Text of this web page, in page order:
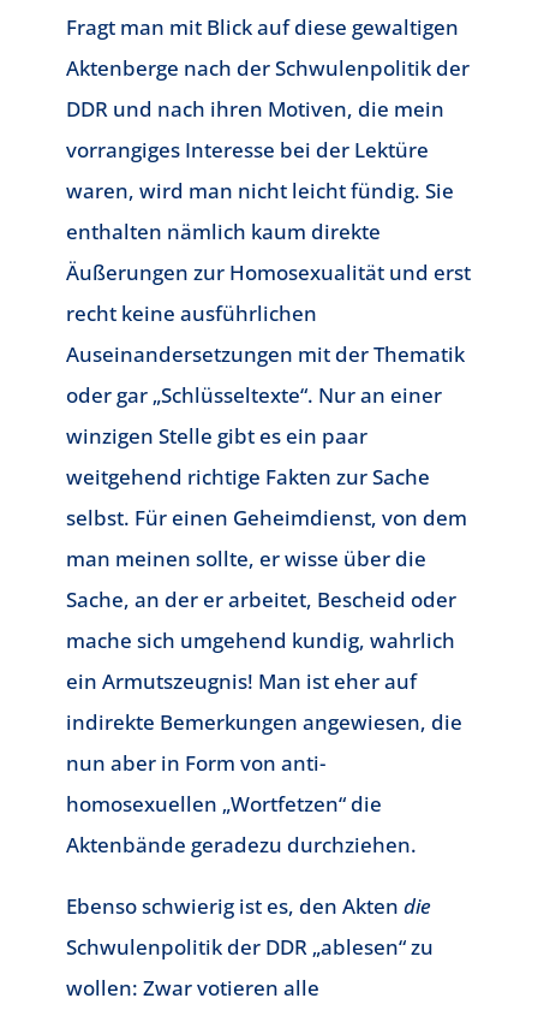
Fragt man mit Blick auf diese gewaltigen
Aktenberge nach der Schwulenpolitik der
DDR und nach ihren Motiven, die mein
vorrangiges Interesse bei der Lektüre
waren, wird man nicht leicht fündig. Sie
enthalten nämlich kaum direkte
Äußerungen zur Homosexualität und erst
recht keine ausführlichen
Auseinandersetzungen mit der Thematik
oder gar „Schlüsseltexte“. Nur an einer
winzigen Stelle gibt es ein paar
weitgehend richtige Fakten zur Sache
selbst. Für einen Geheimdienst, von dem
man meinen sollte, er wisse über die
Sache, an der er arbeitet, Bescheid oder
mache sich umgehend kundig, wahrlich
ein Armutszeugnis! Man ist eher auf
indirekte Bemerkungen angewiesen, die
nun aber in Form von anti-
homosexuellen „Wortfetzen“ die
Aktenbände geradezu durchziehen.
Ebenso schwierig ist es, den Akten die
Schwulenpolitik der DDR „ablesen“ zu
wollen: Zwar votieren alle